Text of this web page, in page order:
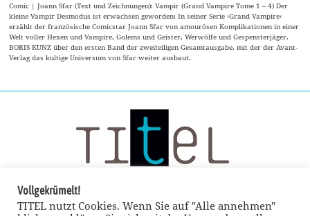
Comic | Joann Sfar (Text und Zeichnungen): Vampir (Grand Vampire Tome 1 – 4) Der
kleine Vampir Desmodus ist erwachsen geworden: In seiner Serie ›Grand Vampire‹
erzählt der französische Comicstar Joann Sfar von amourösen Komplikationen in einer
Welt voller Hexen und Vampire, Golems und Geister, Werwölfe und Gespensterjäger.
BORIS KUNZ über den ersten Band der zweiteiligen Gesamtausgabe, mit der der Avant-
Verlag das kultige Universum von Sfar weiter ausbaut.
Vollgekrümelt!
TITEL nutzt Cookies. Wenn Sie auf "Alle annehmen"